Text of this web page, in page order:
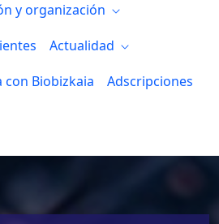
y organización
Actualidad
con Biobizkaia
Adscripciones